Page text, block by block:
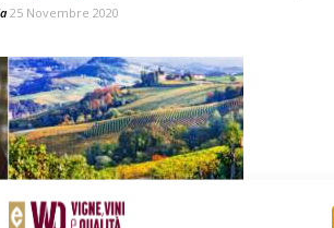
25 Novembre 2020